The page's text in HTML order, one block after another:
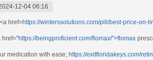
12-04 06:16
href=https://winterssolutions.com/pill/best-price-on-
href="https://beingproficient.com/flomax/">flomax
medication with ease; https://exitfloridakeys.com/